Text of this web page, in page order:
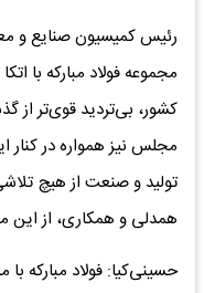
رئیس کمیسیون صنایع و
مجموعه فولاد مبارکه با
کشور، بی‌تردید قوی‌تر از
مجلس نیز همواره در کنار
تولید و صنعت از هیچ
همدلی و همکاری، از این
حسینی‌کیا: فولاد مبارکه